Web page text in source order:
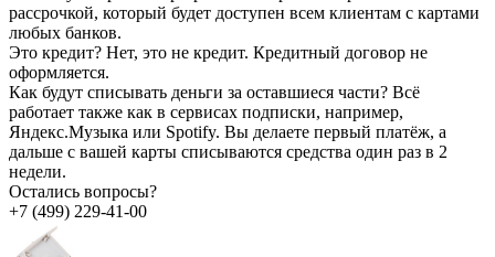
рассрочкой, который будет доступен всем клиентам с картами
любых банков.
Это кредит? Нет, это не кредит. Кредитный договор не
оформляется.
Как будут списывать деньги за оставшиеся части? Всё
работает также как в сервисах подписки, например,
Яндекс.Музыка или Spotify. Вы делаете первый платёж, а
дальше с вашей карты списываются средства один раз в 2
недели.
Остались вопросы?
+7 (499) 229-41-00